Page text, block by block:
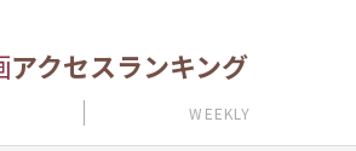
アクセスランキング
WEEKLY